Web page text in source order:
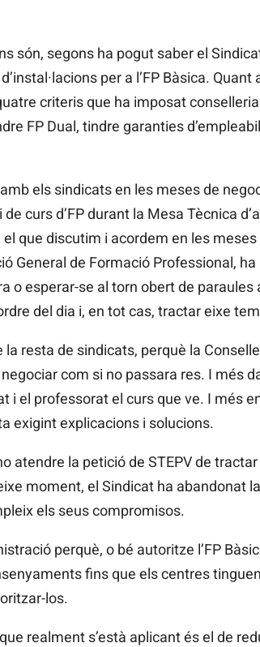
són, segons ha pogut saber el
per a l’FP Bàsica.
criteris que ha imposat
FP Dual, tindre garanties
els sindicats en les meses de
de curs d’FP durant la Mesa Tècnica
que discutim i acordem en les
General de Formació Professional,
o esperar-se al torn obert de
del dia i, en tot cas, tractar eixe
la resta de sindicats, perquè la
com si no passara res. I més
i el professorat el curs que ve. I més
exigint explicacions i solucions.
atendre la petició de STEPV de
moment, el Sindicat ha abandonat
els seus compromisos.
perquè, o bé autoritze l’FP
fins que els centres
los.
realment s’està aplicant és el de